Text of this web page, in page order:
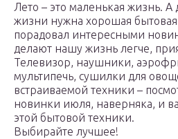
Лето – это маленькая жизнь.
жизни нужна хорошая
порадовал интересными
делают нашу жизнь легче,
Телевизор, наушники,
мультипечь, сушилки для
встраиваемой техники –
новинки июля, наверняка, и
этой бытовой техники.
Выбирайте лучшее!